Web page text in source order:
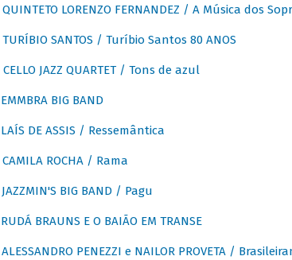
QUINTETO LORENZO FERNANDEZ / A Música dos
TURÍBIO SANTOS / Turíbio Santos 80 ANOS
CELLO JAZZ QUARTET / Tons de azul
EMMBRA BIG BAND
LAÍS DE ASSIS / Ressemântica
CAMILA ROCHA / Rama
JAZZMIN'S BIG BAND / Pagu
RUDÁ BRAUNS E O BAIÃO EM TRANSE
ALESSANDRO PENEZZI e NAILOR PROVETA /